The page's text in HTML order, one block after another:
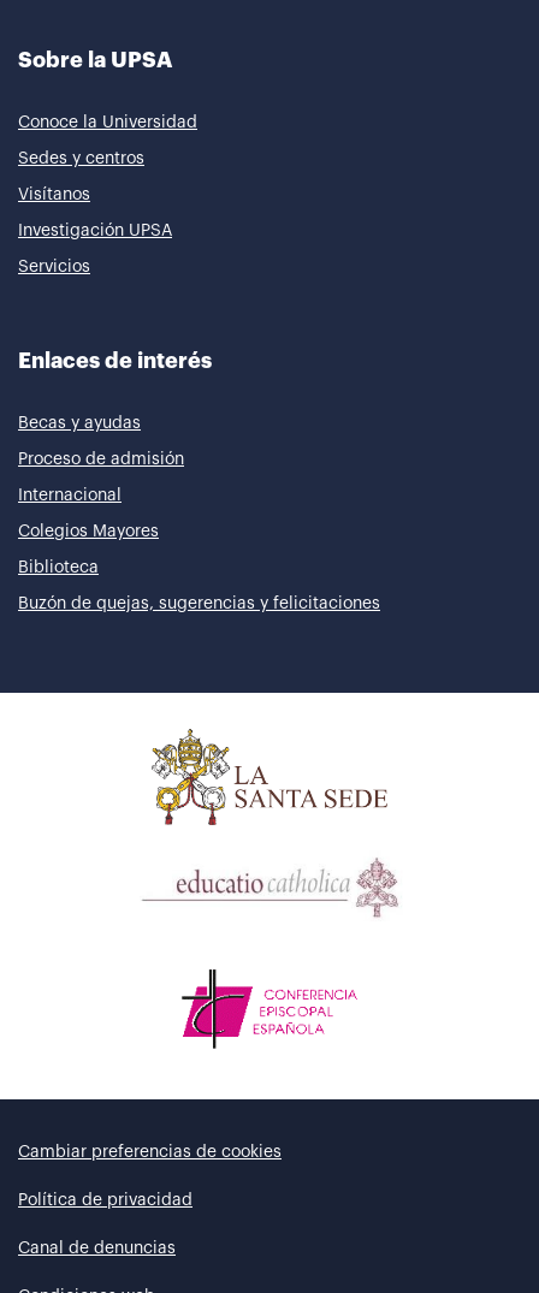
Sobre la UPSA
Conoce la Universidad
Sedes y centros
Visítanos
Investigación UPSA
Servicios
Enlaces de interés
Becas y ayudas
Proceso de admisión
Internacional
Colegios Mayores
Biblioteca
Buzón de quejas, sugerencias y felicitaciones
Cambiar preferencias de cookies
Política de privacidad
Canal de denuncias